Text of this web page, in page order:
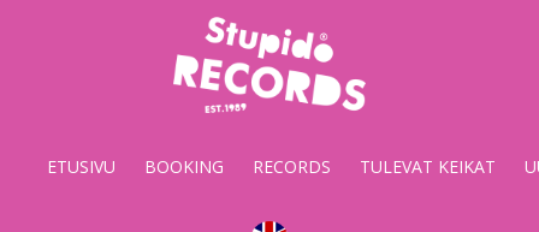
Stupido
Records
&
ETUSIVU BOOKING RECORDS TULEVAT KEIKAT